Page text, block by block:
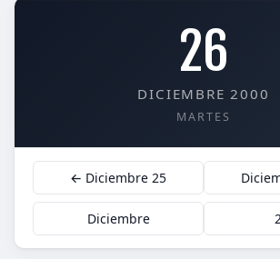
26
DICIEMBRE 2000
MARTES
← Diciembre 25
Diciembre